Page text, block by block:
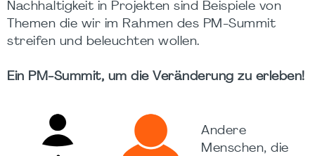
Nachhaltigkeit in Projekten sind Beispiele von
Themen die wir im Rahmen des PM-Summit
streifen und beleuchten wollen.
Ein PM-Summit, um die Veränderung zu erleben!
Andere
Menschen, die